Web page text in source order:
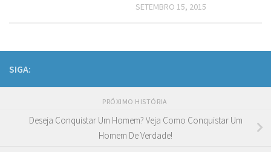
SETEMBRO 15, 2015
SIGA:
PRÓXIMO HISTÓRIA
Deseja Conquistar Um Homem? Veja Como Conquistar Um
Homem De Verdade!